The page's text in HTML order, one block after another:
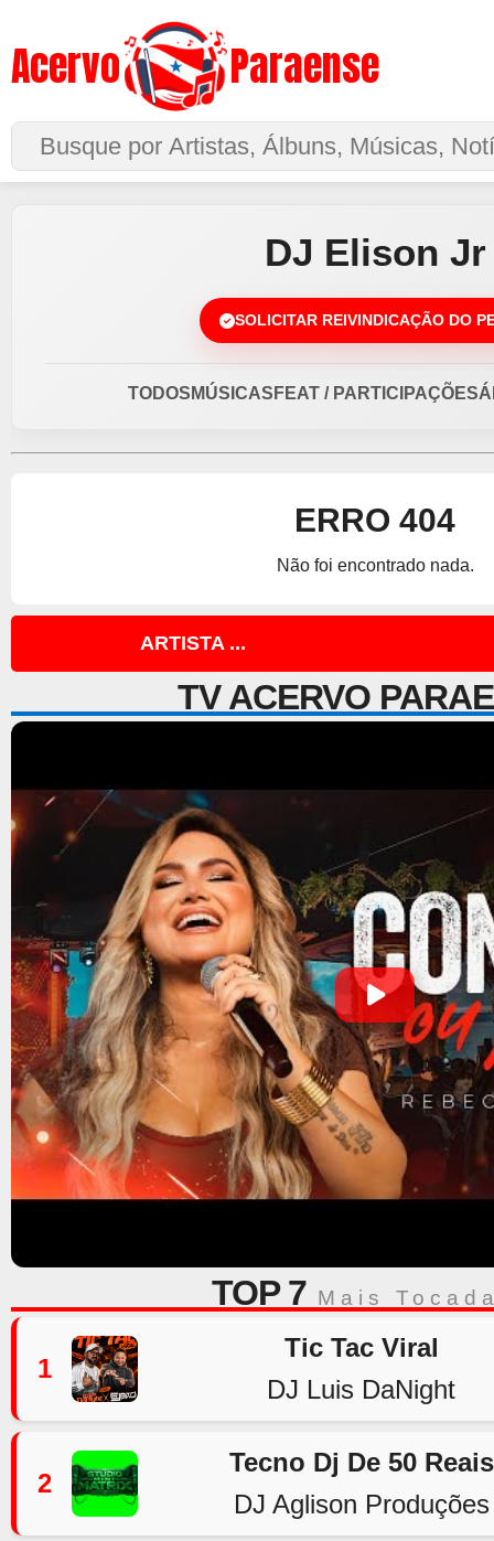
Acervo Paraense
Buscar no Site
DJ Elison Jr
SOLICITAR REIVINDICAÇÃO DO
TODOS MÚSICAS FEAT / PARTICIPAÇÕES
ERRO 404
Não foi encontrado nada.
ARTISTA ...
TV ACERVO
TOP 7 Mais
1
Tic Tac Viral
DJ Luis DaNight
2
Tecno Dj De 50 Reais
DJ Aglison Produções